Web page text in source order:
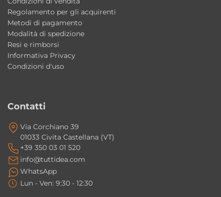
Regolamento per gli acquirenti
Metodi di pagamento
Modalità di spedizione
Resi e rimborsi
Informativa Privacy
Condizioni d'uso
Contatti
Via Corchiano 39
01033 Civita Castellana (VT)
+39 350 03 01 520
info@tuttidea.com
WhatsApp
Lun - Ven: 9:30 - 12:30